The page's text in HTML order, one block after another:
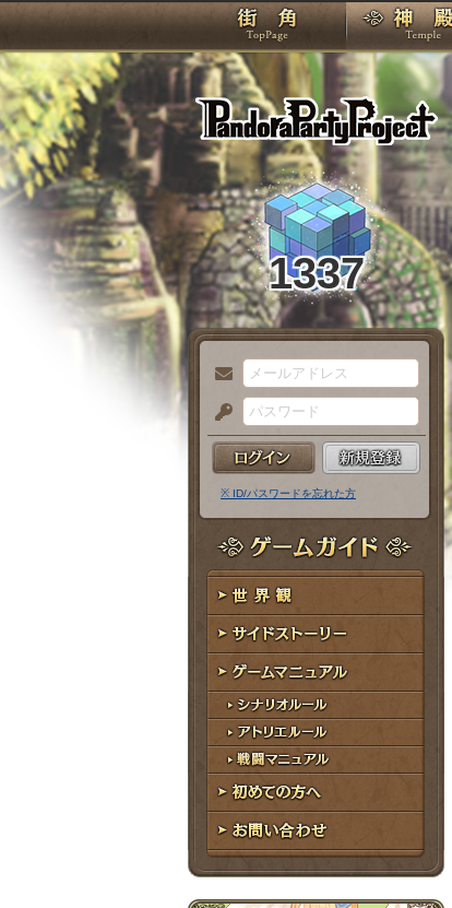
TOP
1337
メ
ー
ル
ア
ド
レ
ス
パ
ス
ー
ド
※ ID/パスワードを忘れた方
ゲームガイド
世界観
サイドストーリー
ゲームマニュアル
シナリオルール
アトリエルール
戦闘マニュアル
初めての方へ
お問い合わせ